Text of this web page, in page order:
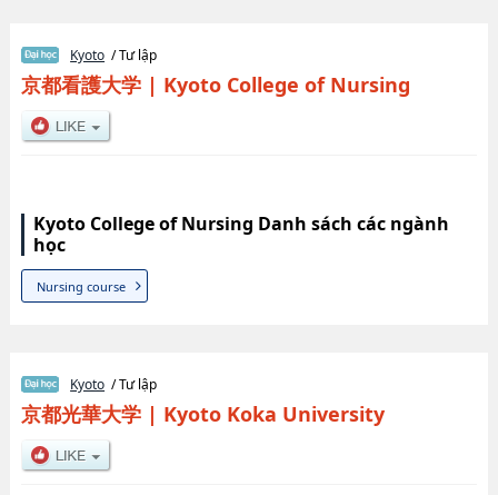
Kyoto / Tư lập
京都看護大学| Kyoto College of Nursing
Kyoto College of Nursing Danh sách các ngành
học
Nursing course
Kyoto / Tư lập
京都光華大学| Kyoto Koka University